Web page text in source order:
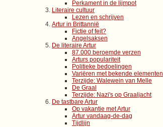
Perkament in de lijmpot
Literaire cultuur
Lezen en schrijven
Artur in Brittannië
Fictie of feit?
Angelsaksen
De literaire Artur
87.000 beroemde verzen
Arturs populariteit
Politieke bedoelingen
Variëren met bekende elementen
Terzijde: Walewein van Melle
De Graal
Terzijde: Nazi's op Graaljacht
De tastbare Artur
Op vakantie met Artur
Artur vandaag-de-dag
Tijdlijn